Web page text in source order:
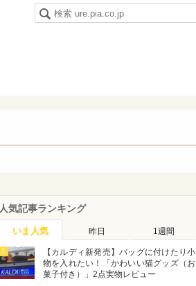
人気記事ランキング
いま人気 昨日 1週間
1
【カルディ新発売】バッグに付けたり小
物を入れたい！「かわいい猫グッズ（お
菓子付き）」2点実物レビュー